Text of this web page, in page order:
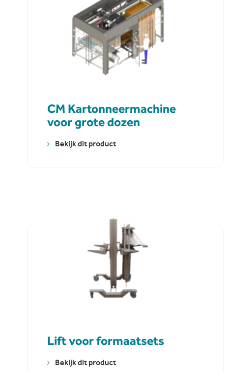
CM Kartonneermachine
voor grote dozen
Bekijk dit product
Lift voor formaatsets
Bekijk dit product